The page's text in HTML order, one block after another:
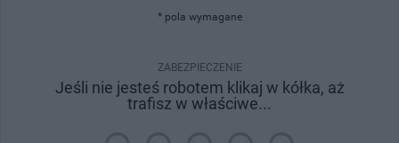
* pola wymagane
ZABEZPIECZENIE
Jeśli nie jesteś robotem klikaj w kółka, aż
trafisz w właściwe...